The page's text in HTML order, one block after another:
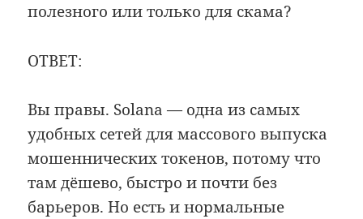
полезного или только для скама?
ОТВЕТ:
Вы правы. Solana — одна из самых
удобных сетей для массового выпуска
мошеннических токенов, потому что
там дёшево, быстро и почти без
барьеров. Но есть и нормальные